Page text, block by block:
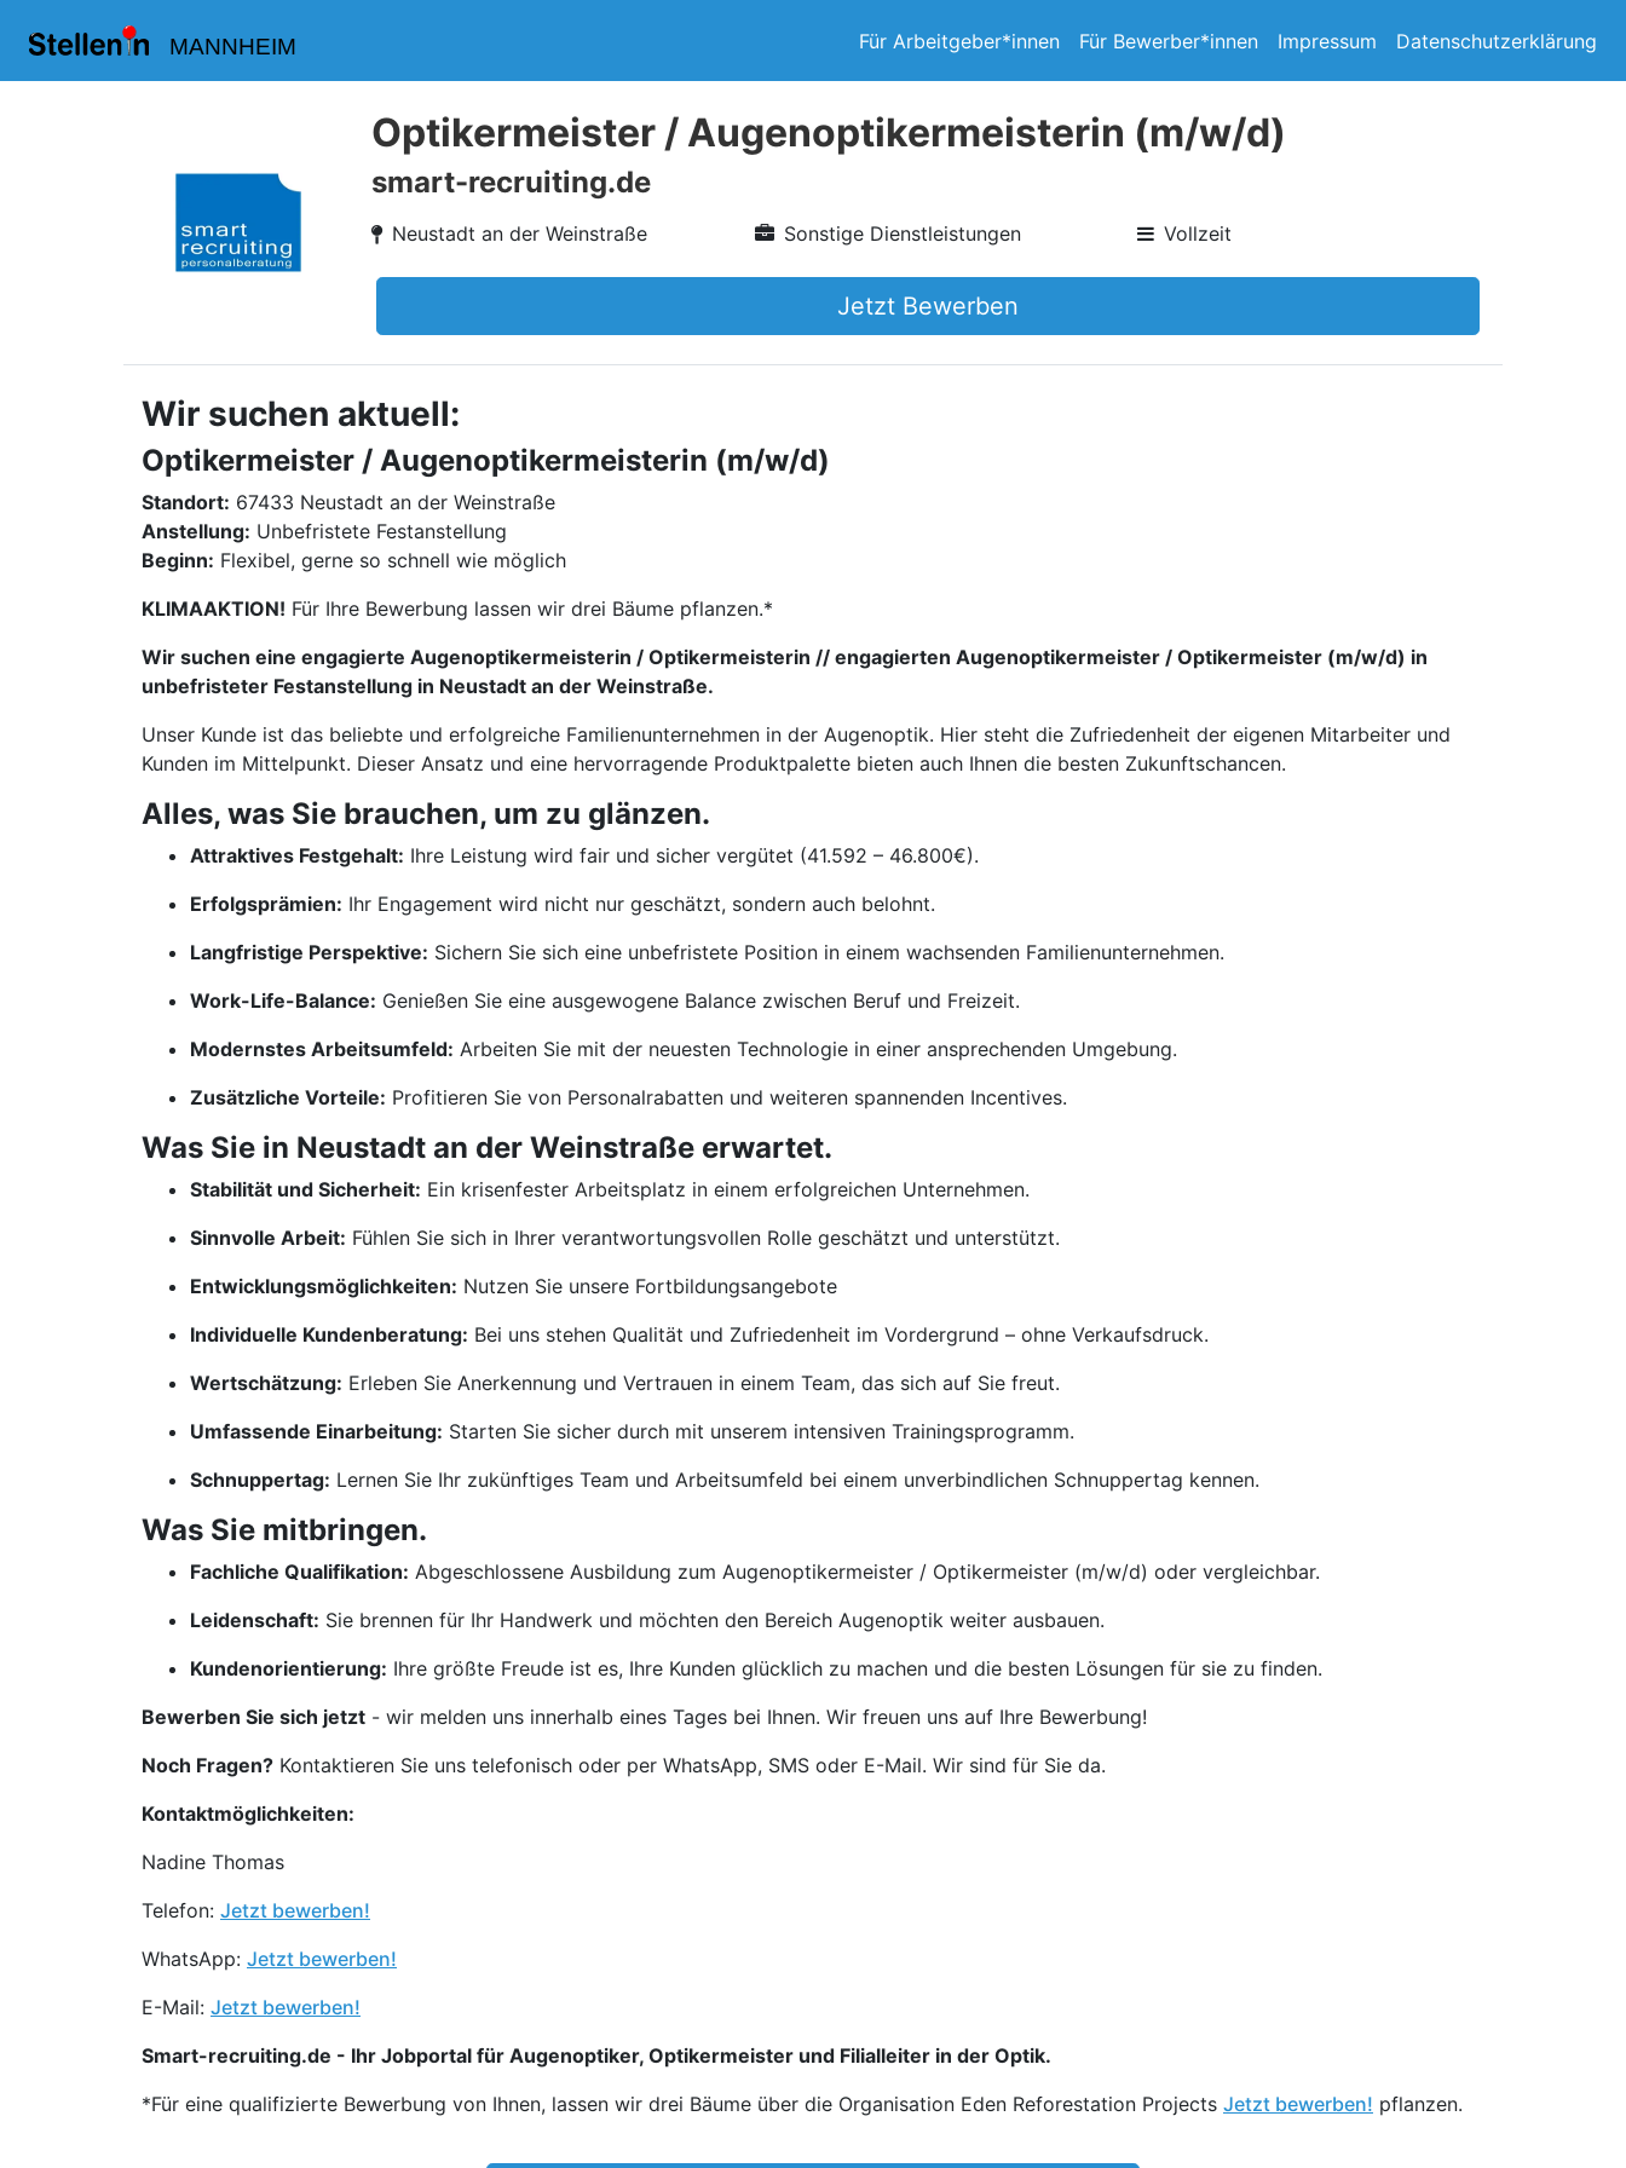
MANNHEIM Für Arbeitgeber*innen Für Bewerber*innen Impressum Datenschutzerklärung
Optikermeister / Augenoptikermeisterin (m/w/d)
smart-recruiting.de
Neustadt an der Weinstraße Sonstige Dienstleistungen Vollzeit
Jetzt Bewerben
Wir suchen aktuell:
Optikermeister / Augenoptikermeisterin (m/w/d)
Standort: 67433 Neustadt an der Weinstraße
Anstellung: Unbefristete Festanstellung
Beginn: Flexibel, gerne so schnell wie möglich
KLIMAAKTION! Für Ihre Bewerbung lassen wir drei Bäume pflanzen.*
Wir suchen eine engagierte Augenoptikermeisterin / Optikermeisterin // engagierten Augenoptikermeister / Optikermeister (m/w/d) in
unbefristeter Festanstellung in Neustadt an der Weinstraße.
Unser Kunde ist das beliebte und erfolgreiche Familienunternehmen in der Augenoptik. Hier steht die Zufriedenheit der eigenen Mitarbeiter und
Kunden im Mittelpunkt. Dieser Ansatz und eine hervorragende Produktpalette bieten auch Ihnen die besten Zukunftschancen.
Alles, was Sie brauchen, um zu glänzen.
Attraktives Festgehalt: Ihre Leistung wird fair und sicher vergütet (41.592 – 46.800€).
Erfolgsprämien: Ihr Engagement wird nicht nur geschätzt, sondern auch belohnt.
Langfristige Perspektive: Sichern Sie sich eine unbefristete Position in einem wachsenden Familienunternehmen.
Work-Life-Balance: Genießen Sie eine ausgewogene Balance zwischen Beruf und Freizeit.
Modernstes Arbeitsumfeld: Arbeiten Sie mit der neuesten Technologie in einer ansprechenden Umgebung.
Zusätzliche Vorteile: Profitieren Sie von Personalrabatten und weiteren spannenden Incentives.
Was Sie in Neustadt an der Weinstraße erwartet.
Stabilität und Sicherheit: Ein krisenfester Arbeitsplatz in einem erfolgreichen Unternehmen.
Sinnvolle Arbeit: Fühlen Sie sich in Ihrer verantwortungsvollen Rolle geschätzt und unterstützt.
Entwicklungsmöglichkeiten: Nutzen Sie unsere Fortbildungsangebote
Individuelle Kundenberatung: Bei uns stehen Qualität und Zufriedenheit im Vordergrund – ohne Verkaufsdruck.
Wertschätzung: Erleben Sie Anerkennung und Vertrauen in einem Team, das sich auf Sie freut.
Umfassende Einarbeitung: Starten Sie sicher durch mit unserem intensiven Trainingsprogramm.
Schnuppertag: Lernen Sie Ihr zukünftiges Team und Arbeitsumfeld bei einem unverbindlichen Schnuppertag kennen.
Was Sie mitbringen.
Fachliche Qualifikation: Abgeschlossene Ausbildung zum Augenoptikermeister / Optikermeister (m/w/d) oder vergleichbar.
Leidenschaft: Sie brennen für Ihr Handwerk und möchten den Bereich Augenoptik weiter ausbauen.
Kundenorientierung: Ihre größte Freude ist es, Ihre Kunden glücklich zu machen und die besten Lösungen für sie zu finden.
Bewerben Sie sich jetzt - wir melden uns innerhalb eines Tages bei Ihnen. Wir freuen uns auf Ihre Bewerbung!
Noch Fragen? Kontaktieren Sie uns telefonisch oder per WhatsApp, SMS oder E-Mail. Wir sind für Sie da.
Kontaktmöglichkeiten:
Nadine Thomas
Telefon: Jetzt bewerben!
WhatsApp: Jetzt bewerben!
E-Mail: Jetzt bewerben!
Smart-recruiting.de - Ihr Jobportal für Augenoptiker, Optikermeister und Filialleiter in der Optik.
*Für eine qualifizierte Bewerbung von Ihnen, lassen wir drei Bäume über die Organisation Eden Reforestation Projects Jetzt bewerben! pflanzen.